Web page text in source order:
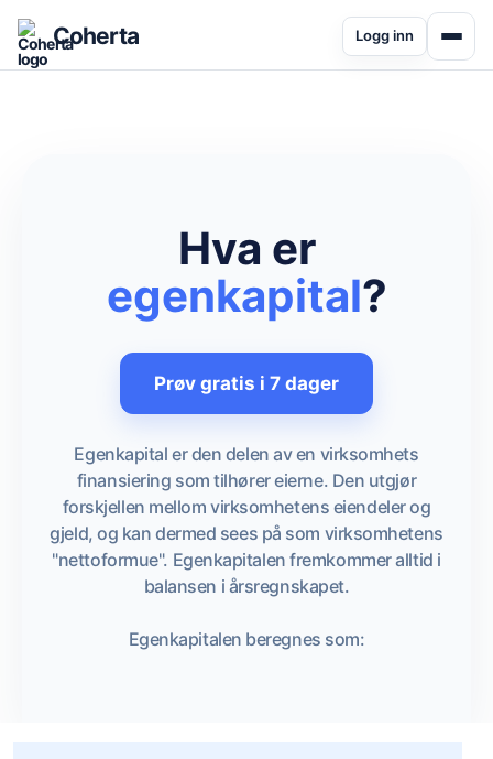
Coherta Logg inn
Hva er
egenkapital?
Prøv gratis i 7 dager
Egenkapital er den delen av en virksomhets
finansiering som tilhører eierne. Den utgjør
forskjellen mellom virksomhetens eiendeler og
gjeld, og kan dermed sees på som virksomhetens
"nettoformue". Egenkapitalen fremkommer alltid i
balansen i årsregnskapet.
Egenkapitalen beregnes som: